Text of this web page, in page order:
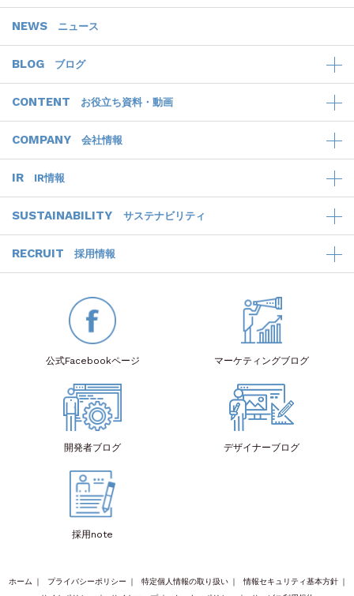
NEWS ニュース
BLOG ブログ
CONTENT お役立ち資料・動画
COMPANY 会社情報
IR IR情報
SUSTAINABILITY サステナビリティ
RECRUIT 採用情報
公式Facebookページ マーケティングブログ
開発者ブログ デザイナーブログ
採用note
ホーム ｜ プライバシーポリシー ｜ 特定個人情報の取り扱い ｜ 情報セキュリティ基本方針 ｜